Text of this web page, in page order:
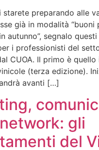
starete preparando alle
già in modalità “buoni
autunno”, segnalo
i professionisti del
CUOA. Il primo è quello
(terza edizione).
avanti […]
gli
del